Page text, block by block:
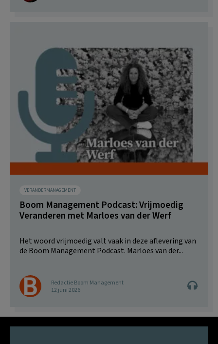
VERANDERMANAGEMENT
Boom Management Podcast: Vrijmoedig
Veranderen met Marloes van der Werf
Het woord vrijmoedig valt vaak in deze aflevering van
de Boom Management Podcast. Marloes van der...
Redactie Boom Management
12 juni 2026